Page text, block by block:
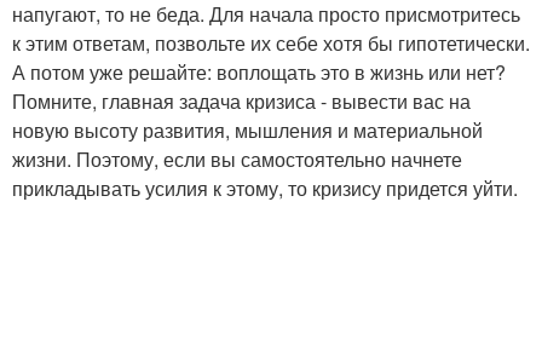
напугают, то не беда. Для начала просто присмотритесь
к этим ответам, позвольте их себе хотя бы гипотетически.
А потом уже решайте: воплощать это в жизнь или нет?
Помните, главная задача кризиса - вывести вас на
новую высоту развития, мышления и материальной
жизни. Поэтому, если вы самостоятельно начнете
прикладывать усилия к этому, то кризису придется уйти.